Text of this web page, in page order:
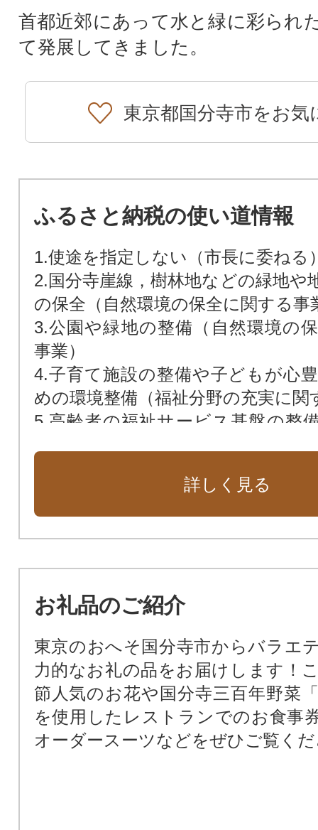
首都近郊にあって水と緑に彩られ
て発展してきました。
東京都国分寺市をお気
ふるさと納税の使い道情報
1.使途を指定しない（市長に委ねる
2.国分寺崖線，樹林地などの緑地や
の保全（自然環境の保全に関する事
3.公園や緑地の整備（自然環境の
事業）
4.子育て施設の整備や子どもが心
めの環境整備（福祉分野の充実に関
5.高齢者の福祉サービス基盤の整
の充実に関する事業）
7.教育施設の整備（教育分野の充
業）
9.史跡武蔵国分寺跡等の歴史遺産の
10.（仮称）国分寺市郷土博物館建設
11.その他国分寺市が実施する事業
事業の内容を記入してください。）
詳しく見る
お礼品のご紹介
東京のおへそ国分寺市からバラエ
力的なお礼の品をお届けします！
節人気のお花や国分寺三百年野菜
を使用したレストランでのお食事
オーダースーツなどをぜひご覧く